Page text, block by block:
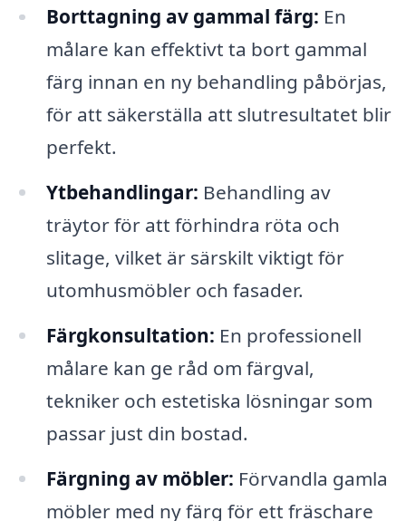
Borttagning av gammal färg: En
målare kan effektivt ta bort gammal
färg innan en ny behandling påbörjas,
för att säkerställa att slutresultatet blir
perfekt.
Ytbehandlingar: Behandling av
träytor för att förhindra röta och
slitage, vilket är särskilt viktigt för
utomhusmöbler och fasader.
Färgkonsultation: En professionell
målare kan ge råd om färgval,
tekniker och estetiska lösningar som
passar just din bostad.
Färgning av möbler: Förvandla gamla
möbler med ny färg för ett fräschare